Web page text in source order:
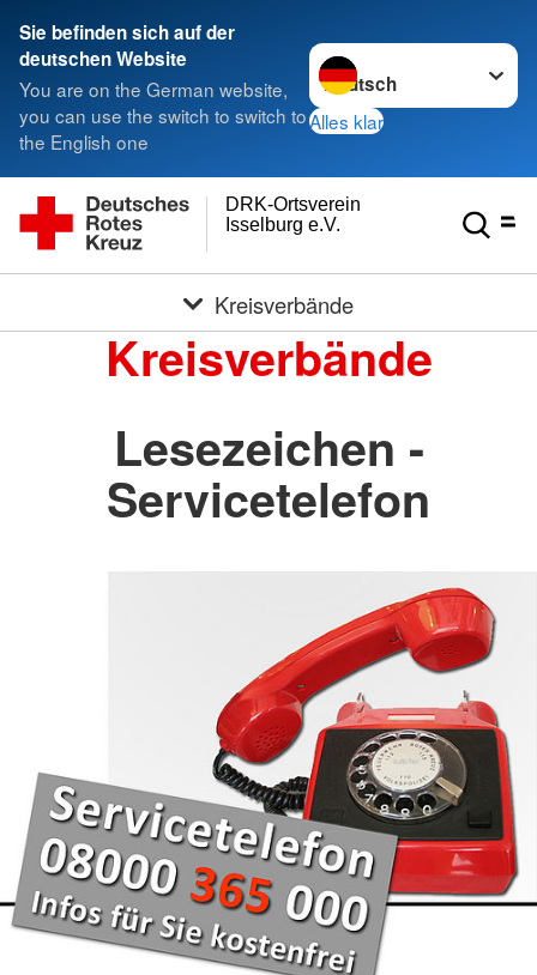
Sie befinden sich auf der
deutschen Website
You are on the German website,
you can use the switch to switch to
the English one
Sprache wechseln zu
Alles klar
Isselburg e.V.
DRK-Ortsverein
Kreisverbände
Kreisverbände
Lesezeichen -
Servicetelefon